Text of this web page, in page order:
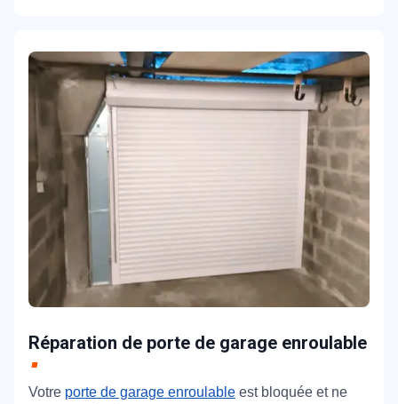
Réparation de porte de garage enroulable
Votre porte de garage enroulable est bloquée et ne